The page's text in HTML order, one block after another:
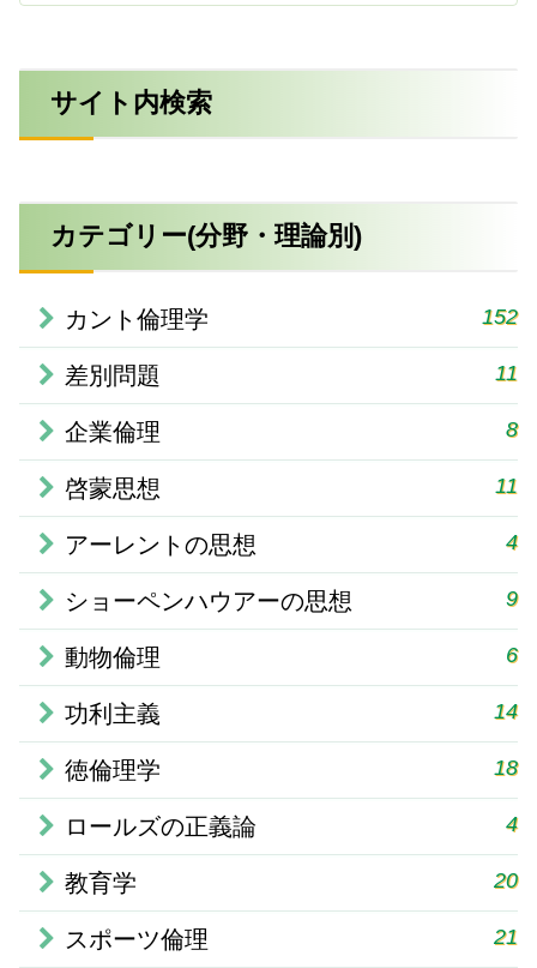
サイト内検索
カテゴリー(分野・理論別)
カント倫理学 152
差別問題 11
企業倫理 8
啓蒙思想 11
アーレントの思想 4
ショーペンハウアーの思想 9
動物倫理 6
功利主義 14
徳倫理学 18
ロールズの正義論 4
教育学 20
スポーツ倫理 21